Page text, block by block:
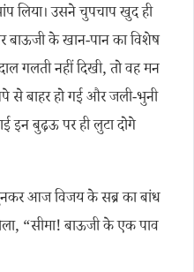
लिया। उसने चुपचाप खुद ही
बाऊजी के खान-पान का विशेष
गलती नहीं दिखी, तो वह मन
से बाहर हो गई और जली-भुनी
इन बुढ़ऊ पर ही लुटा दोगे
आज विजय के सब्र का बांध
“सीमा! बाऊजी के एक पाव